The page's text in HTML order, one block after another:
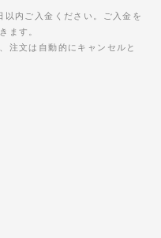
内ご入金ください。ご入金を
ます。
注文は自動的にキャンセルと